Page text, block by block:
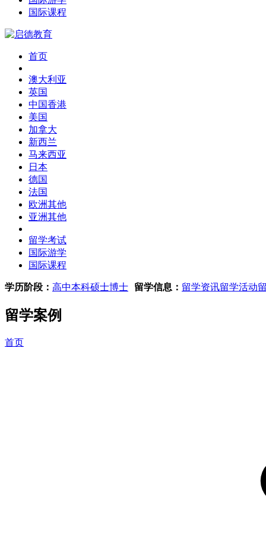
国际课程
首页
澳大利亚
英国
中国香港
美国
加拿大
新西兰
马来西亚
日本
德国
法国
欧洲其他
亚洲其他
留学考试
国际游学
国际课程
学历阶段： 高中本科硕士博士 留学信息： 留学资讯留学活动
留学案例
首页